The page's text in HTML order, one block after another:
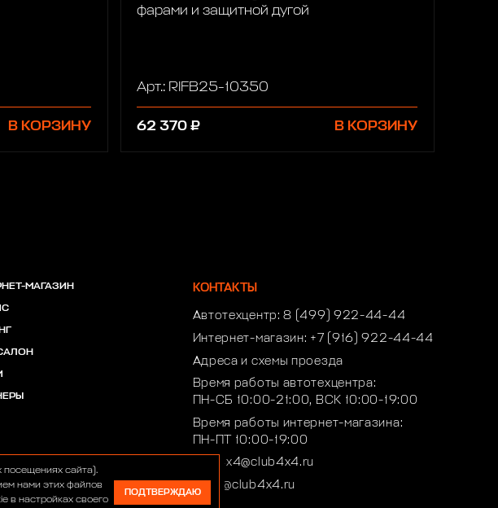
В КОРЗИНУ
фарами и защитной дугой
Арт.: RIFB25-10350
62 370 ₽ В КОРЗИНУ
МАГАЗИН КОНТАКТЫ
Автотехцентр:8 (499) 922-44-44
Интернет-магазин: +7 (916) 922-44-44
Адреса и схемы проезда
Время работы автотехцентра:
ПН-СБ 10:00-21:00, ВСК 10:00-19:00
Время работы интернет-магазина:
ПН-ПТ 10:00-19:00
club4x4@club4x4.ru
shop@club4x4.ru
сайта).
нами этих файлов
в настройках своего
ПОДТВЕРЖДАЮ